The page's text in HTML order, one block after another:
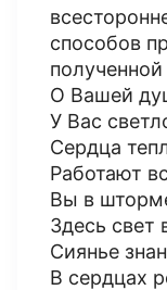
способов
О Вашей
У Вас
Сердца
Работают
Вы в
Здесь свет
Сиянье
В сердцах